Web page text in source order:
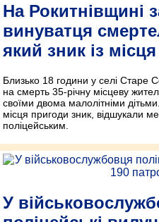
На Рокитнівщині
винуватця
який зник із
Близько 18 години у селі Старе
на смерть 35-річну місцеву
своїми двома малолітніми
місця пригоди зник, відшукали
поліцейським.
У